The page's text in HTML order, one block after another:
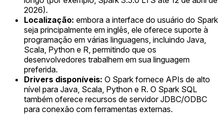
2026).
Localização: embora a interface do usuário do Spark
seja principalmente em inglês, ele oferece suporte à
programação em várias linguagens, incluindo Java,
Scala, Python e R, permitindo que os
desenvolvedores trabalhem em sua linguagem
preferida.
Drivers disponíveis: O Spark fornece APIs de alto
nível para Java, Scala, Python e R. O Spark SQL
também oferece recursos de servidor JDBC/ODBC
para conexão com ferramentas externas.